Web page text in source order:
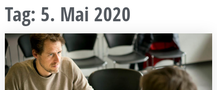
Tag: 5. Mai 2020